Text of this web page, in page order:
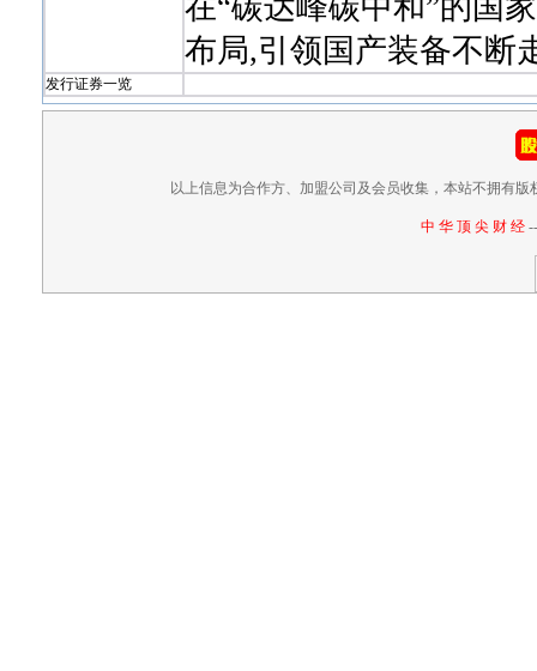
在“碳达峰碳中和”的国
布局,引领国产装备不断
发行证券一览
以上信息为合作方、加盟公司及会员收集，本站不拥有
中 华 顶 尖 财 经